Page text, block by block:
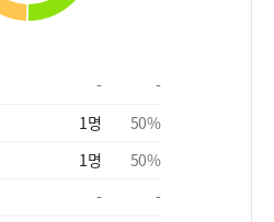
-
-
1명 50%
1명 50%
-
-